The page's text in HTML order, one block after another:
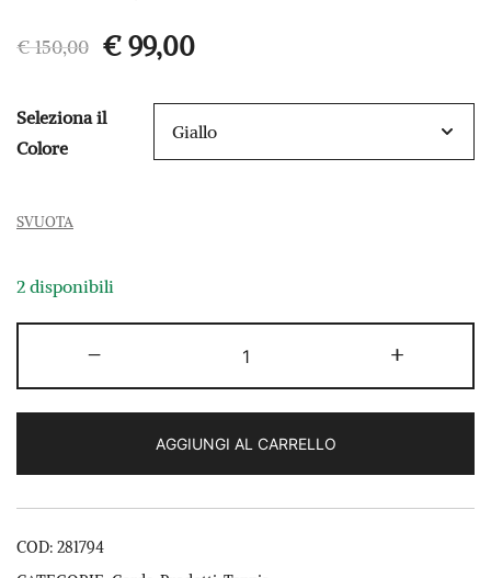
€150,00 Il
originale
€ 99,00Il
attuale
Seleziona il
Colore
SVUOTA
2 disponibili
-
Lynx
1,25
+
AGGIUNGI AL CARRELLO
COD: 281794